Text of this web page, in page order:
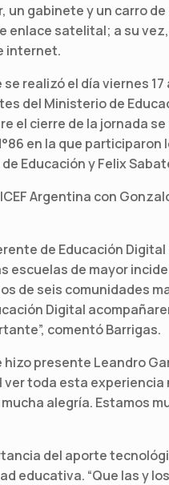
un gabinete y un carro
enlace satelital; a su
internet.
realizó el día viernes
del Ministerio de
el cierre de la jornada
en la que
Educación y Felix
Argentina con
de Educación
escuelas de mayor
de seis comunidades
Digital
comentó Barrigas.
presente Leandro
ver toda esta
alegría. Estamos
del aporte
educativa. “Que las y